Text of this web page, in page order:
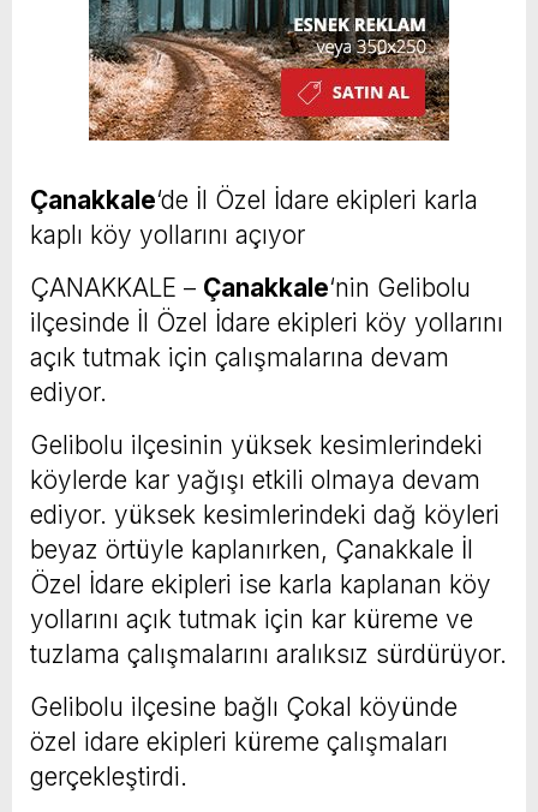
Çanakkale‘de İl Özel İdare ekipleri karla
kaplı köy yollarını açıyor
ÇANAKKALE – Çanakkale‘nin Gelibolu
ilçesinde İl Özel İdare ekipleri köy yollarını
açık tutmak için çalışmalarına devam
ediyor.
Gelibolu ilçesinin yüksek kesimlerindeki
köylerde kar yağışı etkili olmaya devam
ediyor. yüksek kesimlerindeki dağ köyleri
beyaz örtüyle kaplanırken, Çanakkale İl
Özel İdare ekipleri ise karla kaplanan köy
yollarını açık tutmak için kar küreme ve
tuzlama çalışmalarını aralıksız sürdürüyor.
Gelibolu ilçesine bağlı Çokal köyünde
özel idare ekipleri küreme çalışmaları
gerçekleştirdi.